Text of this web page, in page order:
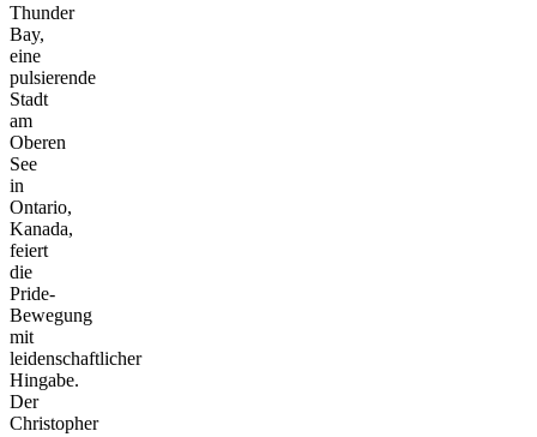
Thunder
Bay,
eine
pulsierende
Stadt
am
Oberen
See
in
Ontario,
Kanada,
feiert
die
Pride-
Bewegung
mit
leidenschaftlicher
Hingabe.
Der
Christopher